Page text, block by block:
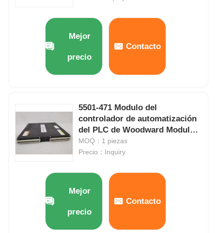
Módulo Bently Nevada
Módulo de comunicación de Prosoft
Control DCS de Honeywell
Control DCS de Emerson
Mejor
precio
Contacto
5501-471 Modulo del
controlador de automatización
del PLC de Woodward Modulo
del PLC del DCS
MOQ：1 piezas
Precio：Inquiry
Mejor
precio
Contacto